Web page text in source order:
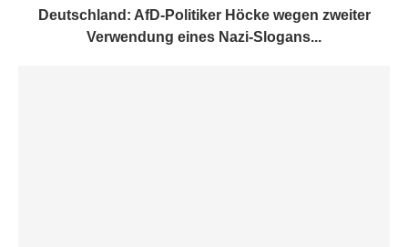
Deutschland: AfD-Politiker Höcke wegen zweiter
Verwendung eines Nazi-Slogans...